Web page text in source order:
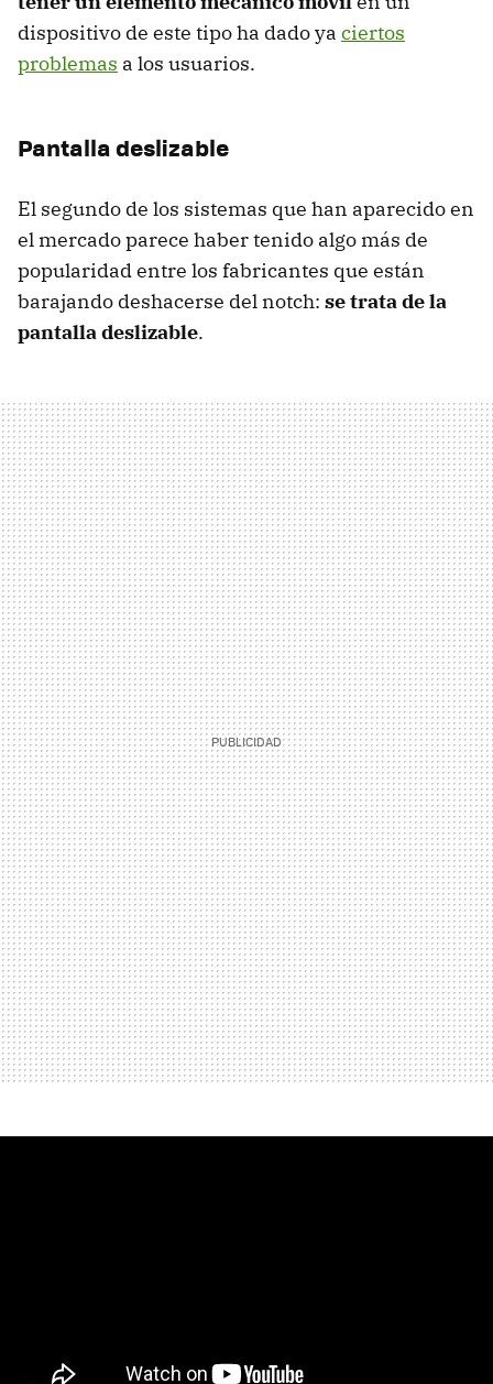
dispositivo de este tipo ha dado ya ciertos
problemas a los usuarios.
Pantalla deslizable
El segundo de los sistemas que han aparecido en
el mercado parece haber tenido algo más de
popularidad entre los fabricantes que están
barajando deshacerse del notch: se trata de la
pantalla deslizable.